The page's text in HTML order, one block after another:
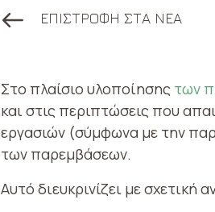
ΕΠΙΣΤΡΟΦΗ ΣΤΑ ΝΕΑ
Στο πλαίσιο υλοποίησης των
και στις περιπτώσεις που
εργασιών (σύμφωνα με την
των παρεμβάσεων.
Αυτό διευκρινίζει με σχετική